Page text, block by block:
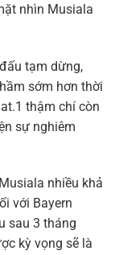
nhìn Musiala
tạm dừng,
sớm hơn thời
thậm chí còn
sự nghiêm
nhiều khả
với Bayern
sau 3 tháng
kỳ vọng sẽ là